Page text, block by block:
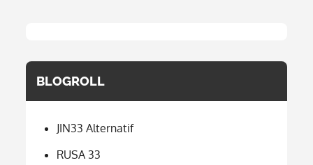
BLOGROLL
JIN33 Alternatif
RUSA 33